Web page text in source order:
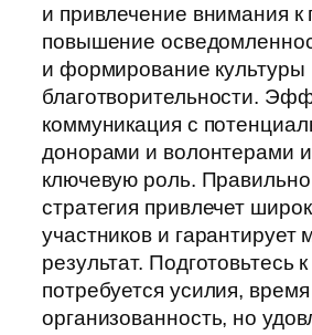
и привлечение внимания к
повышение
и формирование культуры
благотворительности.
коммуникация с
донорами и волонтерами
ключевую роль.
стратегия привлечет
участников и гарантирует
результат. Подготовьтесь
потребуется усилия,
организованность, но